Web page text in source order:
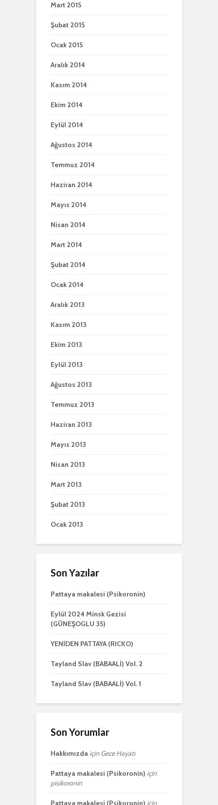
Mart 2015
Şubat 2015
Ocak 2015
Aralık 2014
Kasım 2014
Ekim 2014
Eylül 2014
Ağustos 2014
Temmuz 2014
Haziran 2014
Mayıs 2014
Nisan 2014
Mart 2014
Şubat 2014
Ocak 2014
Aralık 2013
Kasım 2013
Ekim 2013
Eylül 2013
Ağustos 2013
Temmuz 2013
Haziran 2013
Mayıs 2013
Nisan 2013
Mart 2013
Şubat 2013
Ocak 2013
Son Yazılar
Pattaya makalesi (Psikoronin)
Eylül 2024 Minsk Gezisi
(GÜNEŞOGLU 35)
YENİDEN PATTAYA (RICKO)
Tayland Slav (BABAALİ) Vol. 2
Tayland Slav (BABAALİ) Vol. 1
Son Yorumlar
Hakkımızda için Gece Hayatı
Pattaya makalesi (Psikoronin) için
pisikoronin
Pattaya makalesi (Psikoronin) için